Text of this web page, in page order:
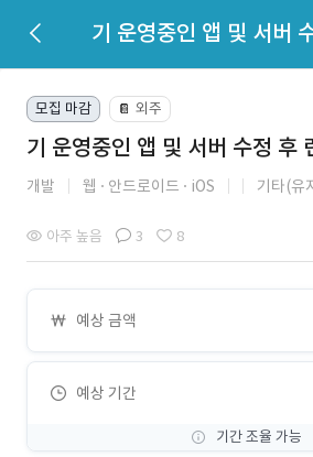
기 운영중인 앱 및 서버
모집 마감 📔 외주
기 운영중인 앱 및 서버 수정 후
개발 웹 안드로이드 iOS 기타(유
아주 높음 3 8
예상 금액
예상 기간
기간 조율 가능